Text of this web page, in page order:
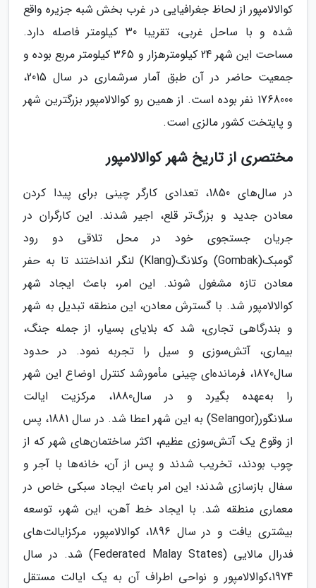
کوالالامپور از لحاظ جغرافیایی در غرب بخش شبه ‌جزیره واقع
شده و با ساحل غربی، تقریبا 30 کیلومتر فاصله دارد.
مساحت این شهر 24 کیلومترهزار و 365 کیلومتر مربع بوده و
جمعیت حاضر در آن طبق آمار سرشماری در سال 2015،
1768000 نفر بوده است. از همین رو کوالالامپور بزرگترین شهر
و پایتخت کشور مالزی است.
مختصری از تاریخ شهر کوالالامپور
در سال‌های 1850، تعدادی کارگر چینی برای پیدا کردن
معادن جدید و بزرگ‌تر قلع، اجیر شدند. این کارگران در
جریان جستجوی خود در محل تلاقی دو رود
گومبک(Gombak) وکلانگ(Klang) لنگر انداختند تا به حفر
معادن تازه مشغول شوند. این امر، باعث ایجاد شهر
کوالالامپور شد. با گسترش معادن، این منطقه تبدیل به شهر
و بندرگاهی تجاری، شد که بلایای بسیار، از جمله جنگ،
بیماری، آتش‌سوزی و سیل را تجربه نمود. در حدود
سال1870، فرمانده‌ای چینی مأمورشد کنترل اوضاع این شهر
را به‌عهده بگیرد و در سال1880، مرکزیت ایالت
سلانگور(Selangor) به این شهر اعطا شد. در سال 1881، پس
از وقوع یک آتش‌سوزی عظیم، اکثر ساختمان‌های شهر که از
چوب بودند، تخریب شدند و پس از آن، خانه‌ها با آجر و
سفال بازسازی شدند؛ این امر باعث ایجاد سبکی خاص در
معماری منطقه شد. با ایجاد خط ‌آهن، این شهر، توسعه
بیشتری یافت و در سال 1896، کوالالامپور، مرکزایالت‌های
فدرال مالایی (Federated Malay States) شد. در سال
1974،کوالالامپور و نواحی اطراف آن به یک ایالت مستقل